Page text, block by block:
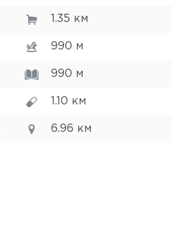
1.35 км
990 м
990 м
1.10 км
6.96 км